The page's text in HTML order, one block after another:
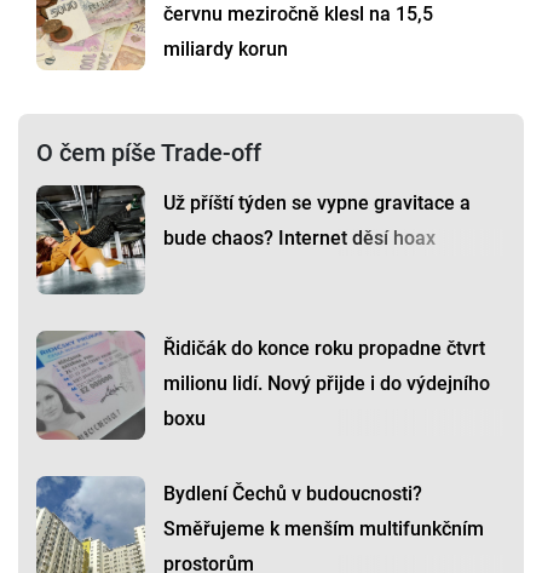
červnu meziročně klesl na 15,5
miliardy korun
O čem píše Trade-off
Už příští týden se vypne gravitace a
bude chaos? Internet děsí hoax
Řidičák do konce roku propadne čtvrt
milionu lidí. Nový přijde i do výdejního
boxu
Bydlení Čechů v budoucnosti?
Směřujeme k menším multifunkčním
prostorům